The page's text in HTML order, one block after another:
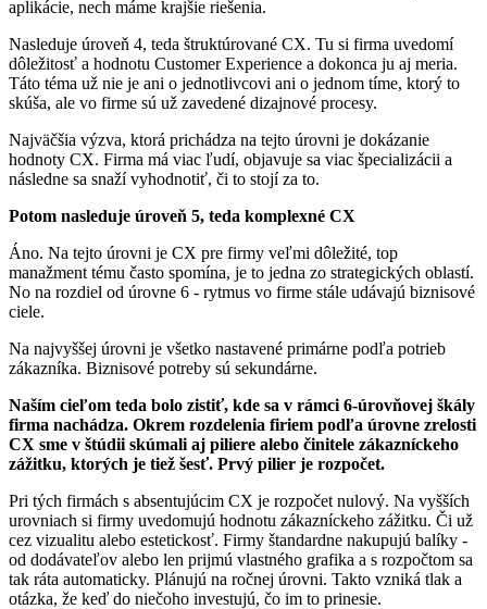
aplikácie, nech máme krajšie riešenia.
Nasleduje úroveň 4, teda štruktúrované CX. Tu si firma uvedomí
dôležitosť a hodnotu Customer Experience a dokonca ju aj meria.
Táto téma už nie je ani o jednotlivcovi ani o jednom tíme, ktorý to
skúša, ale vo firme sú už zavedené dizajnové procesy.
Najväčšia výzva, ktorá prichádza na tejto úrovni je dokázanie
hodnoty CX. Firma má viac ľudí, objavuje sa viac špecializácii a
následne sa snaží vyhodnotiť, či to stojí za to.
Potom nasleduje úroveň 5, teda komplexné CX
Áno. Na tejto úrovni je CX pre firmy veľmi dôležité, top
manažment tému často spomína, je to jedna zo strategických oblastí.
No na rozdiel od úrovne 6 - rytmus vo firme stále udávajú biznisové
ciele.
Na najvyššej úrovni je všetko nastavené primárne podľa potrieb
zákazníka. Biznisové potreby sú sekundárne.
Naším cieľom teda bolo zistiť, kde sa v rámci 6-úrovňovej škály
firma nachádza. Okrem rozdelenia firiem podľa úrovne zrelosti
CX sme v štúdii skúmali aj piliere alebo činitele zákazníckeho
zážitku, ktorých je tiež šesť. Prvý pilier je rozpočet.
Pri tých firmách s absentujúcim CX je rozpočet nulový. Na vyšších
urovniach si firmy uvedomujú hodnotu zákazníckeho zážitku. Či už
cez vizualitu alebo estetickosť. Firmy štandardne nakupujú balíky -
od dodávateľov alebo len prijmú vlastného grafika a s rozpočtom sa
tak ráta automaticky. Plánujú na ročnej úrovni. Takto vzniká tlak a
otázka, že keď do niečoho investujú, čo im to prinesie.